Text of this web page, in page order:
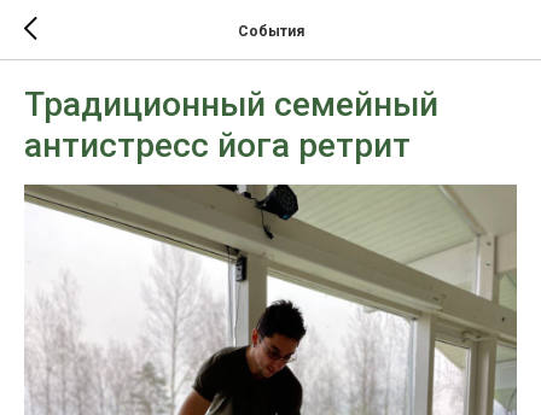
События
Традиционный семейный
антистресс йога ретрит